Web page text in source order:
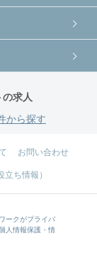
求人
から探す
お問い合わせ
ち情報）
ークがプライバ
人情報保護・情